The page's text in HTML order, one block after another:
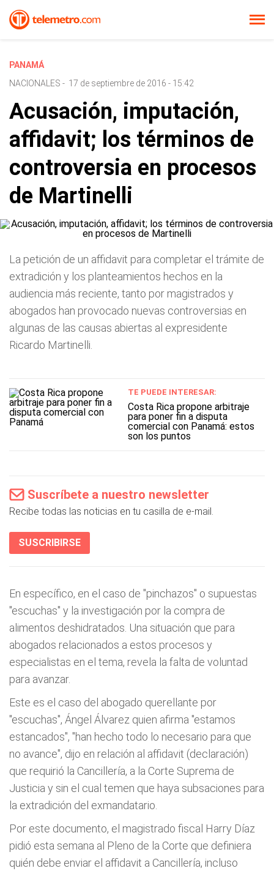
PANAMÁ
NACIONALES - 17 de septiembre de 2016 - 15:42
Acusación, imputación,
affidavit; los términos de
controversia en procesos
de Martinelli
La petición de un affidavit para completar el trámite de
extradición y los planteamientos hechos en la
audiencia más reciente, tanto por magistrados y
abogados han provocado nuevas controversias en
algunas de las causas abiertas al expresidente
Ricardo Martinelli.
TE PUEDE INTERESAR:
Costa Rica propone arbitraje
para poner fin a disputa
comercial con Panamá: estos
son los puntos
Suscríbete a nuestro newsletter
Recibe todas las noticias en tu casilla de e-mail.
SUSCRIBIRSE
En específico, en el caso de "pinchazos" o supuestas
"escuchas" y la investigación por la compra de
alimentos deshidratados. Una situación que para
abogados relacionados a estos procesos y
especialistas en el tema, revela la falta de voluntad
para avanzar.
Este es el caso del abogado querellante por
"escuchas", Ángel Álvarez quien afirma "estamos
estancados", "han hecho todo lo necesario para que
no avance", dijo en relación al affidavit (declaración)
que requirió la Cancillería, a la Corte Suprema de
Justicia y sin el cual temen que haya subsaciones para
la extradición del exmandatario.
Por este documento, el magistrado fiscal Harry Díaz
pidió esta semana al Pleno de la Corte que definiera
quién debe enviar el affidavit a Cancillería, incluso